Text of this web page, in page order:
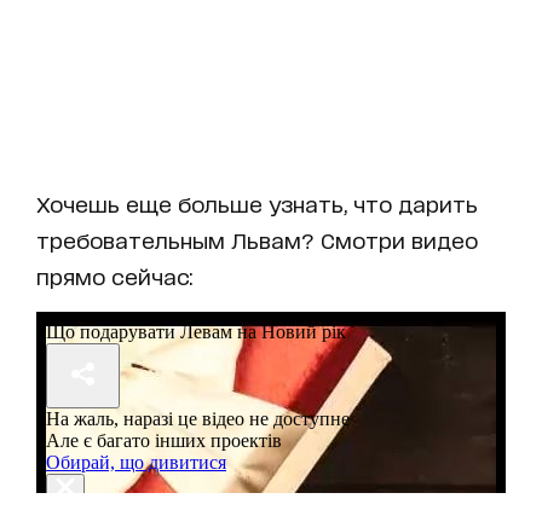
Хочешь еще больше узнать, что дарить
требовательным Львам? Смотри видео
прямо сейчас: